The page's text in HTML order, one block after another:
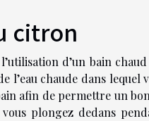
citron
d’un bain
l’eau chaude dans
afin de permettre un
plongez dedans